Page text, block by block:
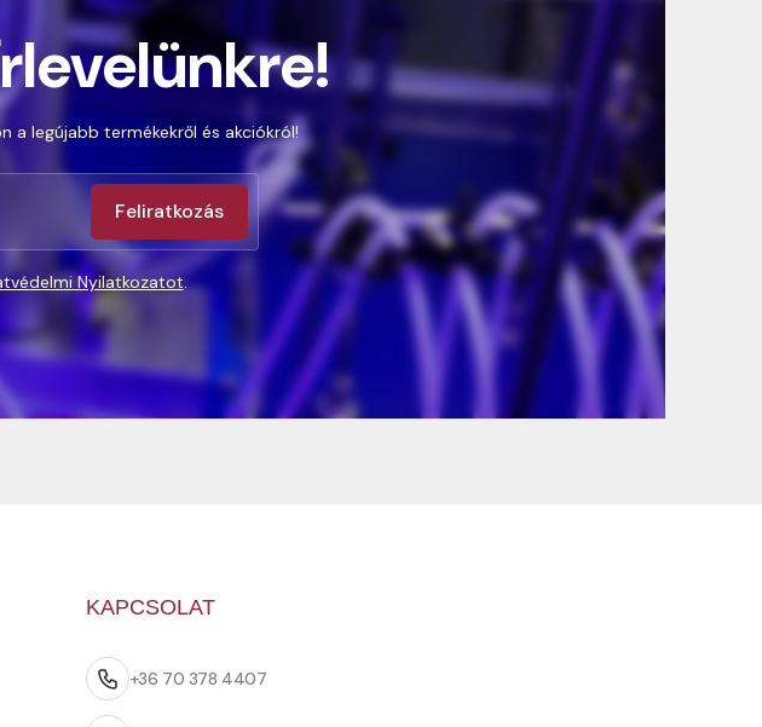
a legújabb termékekről és akciókról!
Feliratkozás
Nyilatkozatot.
KAPCSOLAT
+36 70 378 4407